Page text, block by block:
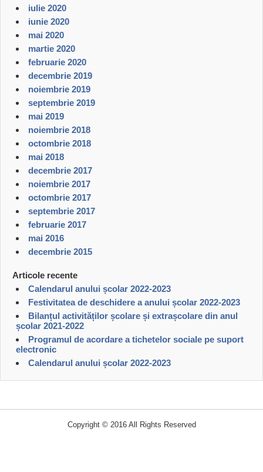
iulie 2020
iunie 2020
mai 2020
martie 2020
februarie 2020
decembrie 2019
noiembrie 2019
septembrie 2019
mai 2019
noiembrie 2018
octombrie 2018
mai 2018
decembrie 2017
noiembrie 2017
octombrie 2017
septembrie 2017
februarie 2017
mai 2016
decembrie 2015
Articole recente
Calendarul anului școlar 2022-2023
Festivitatea de deschidere a anului școlar 2022-2023
Bilanțul activităților școlare și extrașcolare din anul
școlar 2021-2022
Programul de acordare a tichetelor sociale pe suport
electronic
Calendarul anului școlar 2022-2023
Copyright © 2016 All Rights Reserved